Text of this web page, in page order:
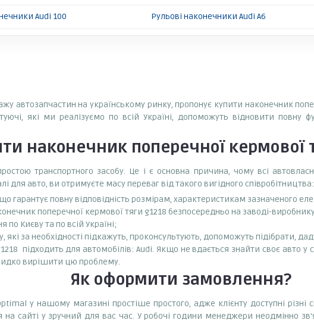
Audi 100 Рульові наконечники Audi A6
автозапчастин на українському ринку, пропонує купити наконечник
які ми реалізуємо по всій Україні, допоможуть відновити повну
наконечник поперечної кермової
транспортного засобу. Це і є основна причина, чому всі
авто, ви отримуєте масу переваг від такого вигідного співробітництва:
гарантує повну відповідність розмірам, характеристикам зазначеного
поперечної кермової тяги g1218 безпосередньо на заводі-
Києву та по всій Україні;
які за необхідності підкажуть, проконсультують, допоможуть підібрати,
підходить для автомобілів: Audi. Якщо не вдається знайти своє авто у
вирішити цю проблему.
Як оформити замовлення?
у нашому магазині простіше простого, адже клієнту доступні
сайті у зручний для вас час. У робочі години менеджери неодмінно